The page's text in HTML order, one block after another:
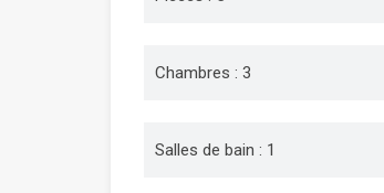
Chambres : 3
Salles de bain : 1